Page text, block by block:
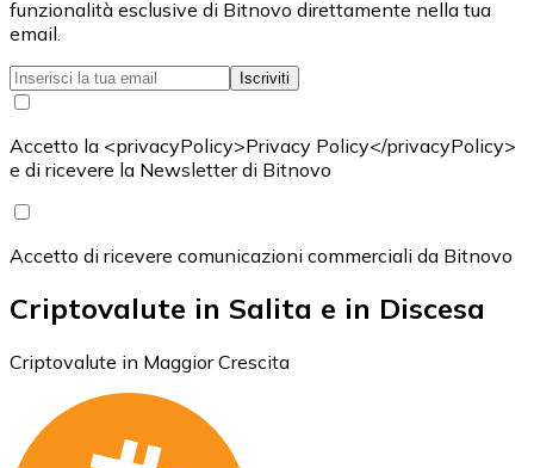
funzionalità esclusive di Bitnovo direttamente nella tua
email.
Iscriviti
Accetto la <privacyPolicy>Privacy Policy</privacyPolicy>
e di ricevere la Newsletter di Bitnovo
Accetto di ricevere comunicazioni commerciali da Bitnovo
Criptovalute in Salita e in Discesa
Criptovalute in Maggior Crescita